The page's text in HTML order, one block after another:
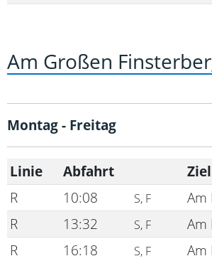
Am Großen
Montag - Freitag
Linie Abfahrt
Ziel
R
10:08 S, F
Am
R
13:32 S, F
Am
R
16:18 S, F Am